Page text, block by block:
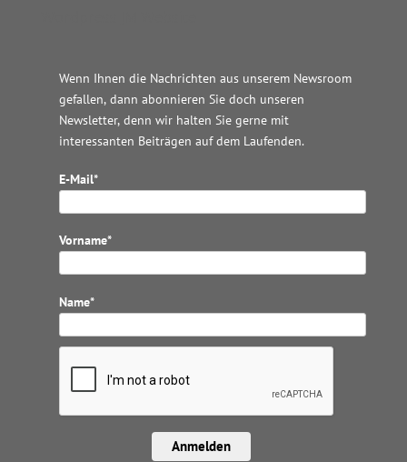
Wenn Ihnen die Nachrichten aus unserem Newsroom
gefallen, dann abonnieren Sie doch unseren
Newsletter, denn wir halten Sie gerne mit
interessanten Beiträgen auf dem Laufenden.
E-Mail*
Vorname*
Name*
Anmelden